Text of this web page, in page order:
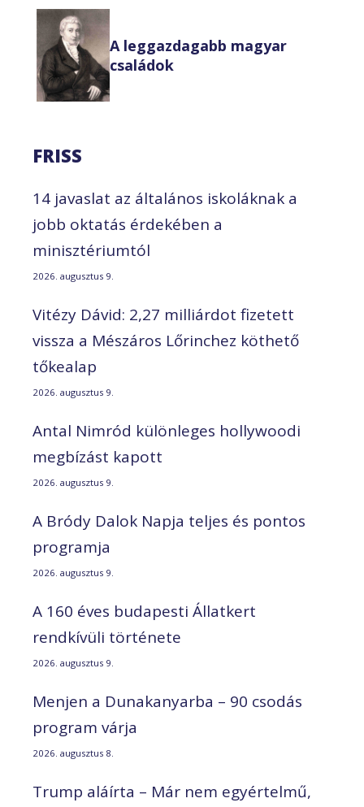
A leggazdagabb magyar
családok
FRISS
14 javaslat az általános iskoláknak a
jobb oktatás érdekében a
minisztériumtól
2026. augusztus 9.
Vitézy Dávid: 2,27 milliárdot fizetett
vissza a Mészáros Lőrinchez köthető
tőkealap
2026. augusztus 9.
Antal Nimród különleges hollywoodi
megbízást kapott
2026. augusztus 9.
A Bródy Dalok Napja teljes és pontos
programja
2026. augusztus 9.
A 160 éves budapesti Állatkert
rendkívüli története
2026. augusztus 9.
Menjen a Dunakanyarba – 90 csodás
program várja
2026. augusztus 8.
Trump aláírta – Már nem egyértelmű,